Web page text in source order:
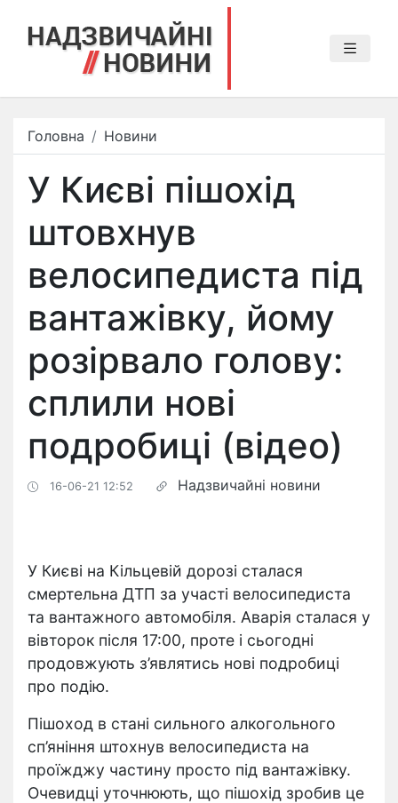
Головна Новини
У Києві пішохід
штовхнув
велосипедиста під
вантажівку, йому
розірвало голову:
сплили нові
подробиці (відео)
16-06-21 12:52 Надзвичайні новини
У Києві на Кільцевій дорозі сталася
смертельна ДТП за участі велосипедиста
та вантажного автомобіля. Аварія сталася у
вівторок після 17:00, проте і сьогодні
продовжують з’являтись нові подробиці
про подію.
Пішоход в стані сильного алкогольного
сп’яніння штохнув велосипедиста на
проїжджу частину просто під вантажівку.
Очевидці уточнюють, що пішохід зробив це